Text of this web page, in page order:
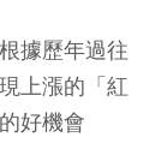
據歷年過往
上漲的「紅
好機會